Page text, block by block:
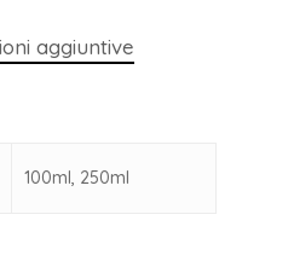
aggiuntive
100ml, 250ml